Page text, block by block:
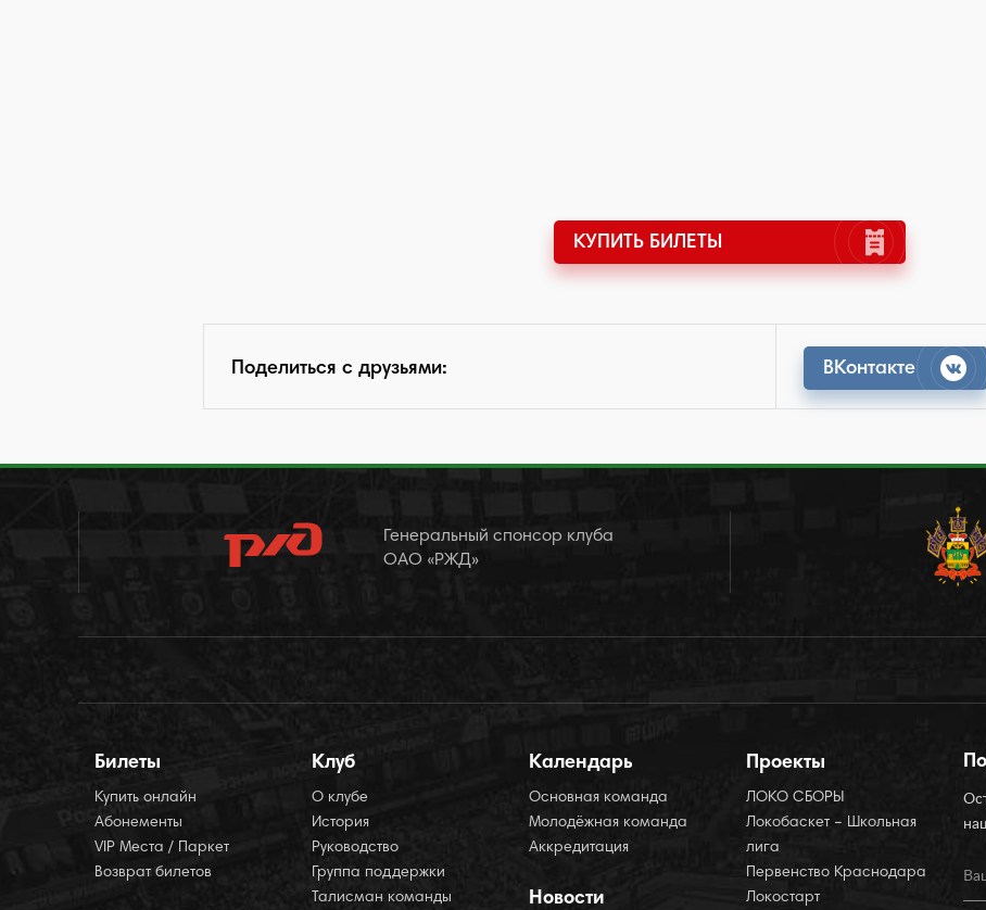
КУПИТЬ БИЛЕТЫ
Поделиться с друзьями: ВКонтакте
Генеральный спонсор клуба
ОАО «РЖД»
Билеты
Купить онлайн
Абонементы
VIP Места / Паркет
Возврат билетов
Клуб
О клубе
История
Руководство
Группа поддержки
Талисман команды
Календарь
Основная команда
Молодёжная команда
Аккредитация
Новости
Проекты
ЛОКО СБОРЫ
Локобаскет – Школьная
лига
Первенство Краснодара
Локостарт